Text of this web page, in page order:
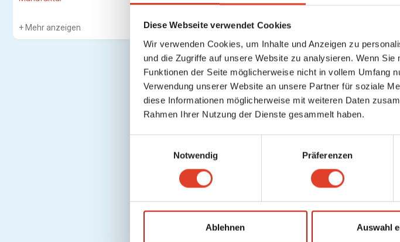
Diese Webseite verwendet Cookies
Wir verwenden Cookies, um Inhalte und Anzeigen zu
und die Zugriffe auf unsere Website zu analysieren. Wenn
Funktionen der Seite möglicherweise nicht in vollem Umfang
Verwendung unserer Website an unsere Partner für soziale
diese Informationen möglicherweise mit weiteren Daten
Rahmen Ihrer Nutzung der Dienste gesammelt haben.
Notwendig Präferenzen
Ablehnen Auswahl
Mehr anzeigen
Bäckerei
Feldkellergasse 26, 1130 Wien 13.,
0 Bewertungen
Weinbau Leitgeb
Weinlokale, Weinschenken,
0 Bewertungen
Krepela GesmbH
Lorenz-Weiß-Gasse 4, 1140 Wien
7.67 km entfernt
0 Bewertungen